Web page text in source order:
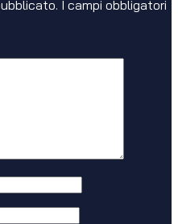
I campi obbligatori